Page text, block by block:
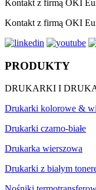
Kontakt z firmą OKI
Kontakt z firmą OKI
PRODUKTY
DRUKARKI I
Drukarki kolorowe &
Drukarki czarno-białe
Drukarka wierszowa
Drukarki z białym